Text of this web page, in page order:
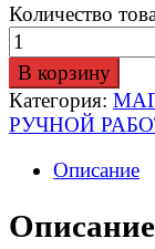
Количество
В корзину
Категория:
РУЧНОЙ
Описание
Описание